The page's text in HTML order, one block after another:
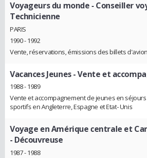
Voyageurs du monde - Conseiller
Technicienne
PARIS
1990 - 1992
Vente, réservations, émissions des billets
Vacances Jeunes- Vente et
1988 - 1989
Vente et accompagnement de jeunes en
sportifs en Angleterre, Espagne et Etat- Unis
Voyage en Amérique centrale et
- Découvreuse
1987 - 1988